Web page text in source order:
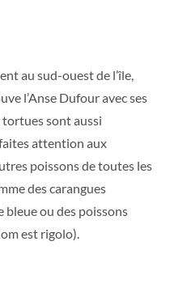
au sud-ouest de l’île,
l’Anse Dufour avec ses
tortues sont aussi
attention aux
poissons de toutes les
des carangues
bleue ou des poissons
est rigolo).